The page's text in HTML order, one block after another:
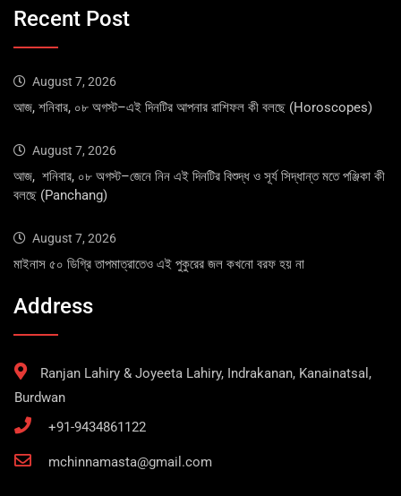
Recent Post
August 7, 2026
আজ, শনিবার, ০৮ অগস্ট–এই দিনটির আপনার রাশিফল কী বলছে (Horoscopes)
August 7, 2026
আজ, শনিবার, ০৮ অগস্ট–জেনে নিন এই দিনটির বিশুদ্ধ ও সূর্য সিদ্ধান্ত মতে পঞ্জিকা কী
বলছে (Panchang)
August 7, 2026
মাইনাস ৫০ ডিগ্রি তাপমাত্রাতেও এই পুকুরের জল কখনো বরফ হয় না
Address
Ranjan Lahiry & Joyeeta Lahiry, Indrakanan, Kanainatsal,
Burdwan
+91-9434861122
mchinnamasta@gmail.com